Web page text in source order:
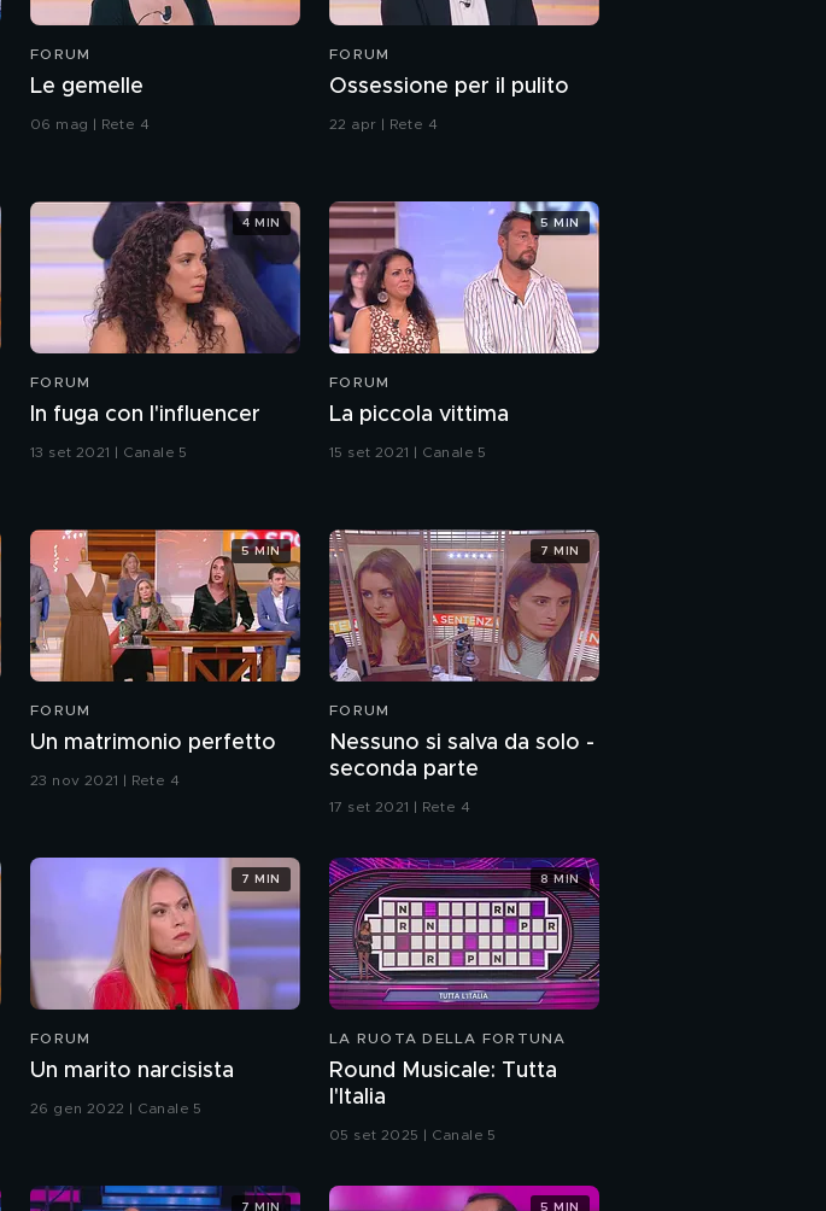
FORUM
Le gemelle
06 mag | Rete 4
FORUM
Ossessione per il pulito
22 apr | Rete 4
FORUM
In fuga con l'influencer
13 set 2021 | Canale 5
4 MIN
FORUM
La piccola vittima
15 set 2021 | Canale 5
5 MIN
FORUM
Un matrimonio perfetto
23 nov 2021 | Rete 4
5 MIN
FORUM
Nessuno si salva da solo -
seconda parte
17 set 2021 | Rete 4
7 MIN
FORUM
Un marito narcisista
26 gen 2022 | Canale 5
7 MIN
LA RUOTA DELLA FORTUNA
Round Musicale: Tutta
l'Italia
05 set 2025 | Canale 5
8 MIN
7 MIN 5 MIN